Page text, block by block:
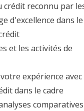
crédit reconnu par
d'excellence dans le
et les activités de
expérience avec
dans le cadre